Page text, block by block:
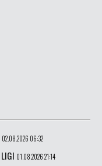
02.08.2026 06:32
01.08.2026 21:14